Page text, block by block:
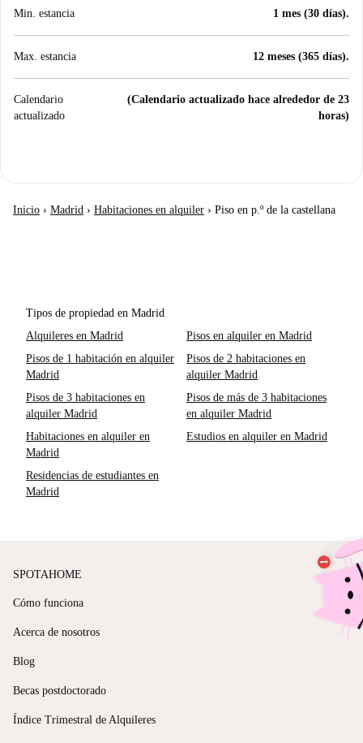
Min. estancia 1 mes (30 días).
Max. estancia 12 meses (365 días).
Calendario
actualizado
(Calendario actualizado hace alrededor de 23
horas)
Inicio › Madrid › Habitaciones en alquiler › Piso en p.º de la castellana
Tipos de propiedad en Madrid
Alquileres en Madrid
Pisos en alquiler en Madrid
Pisos de 1 habitación en alquiler
Madrid
Pisos de 2 habitaciones en
alquiler Madrid
Pisos de 3 habitaciones en
alquiler Madrid
Pisos de más de 3 habitaciones
en alquiler Madrid
Habitaciones en alquiler en
Madrid
Estudios en alquiler en Madrid
Residencias de estudiantes en
Madrid
SPOTAHOME
Cómo funciona
Acerca de nosotros
Blog
Becas postdoctorado
Índice Trimestral de Alquileres